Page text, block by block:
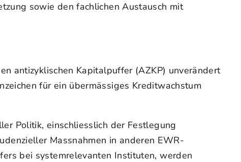
sowie den fachlichen Austausch mit
antizyklischen Kapitalpuffer (AZKP) unverändert
für ein übermässiges Kreditwachstum
Politik, einschliesslich der Festlegung
Massnahmen in anderen EWR-
bei systemrelevanten Instituten, werden